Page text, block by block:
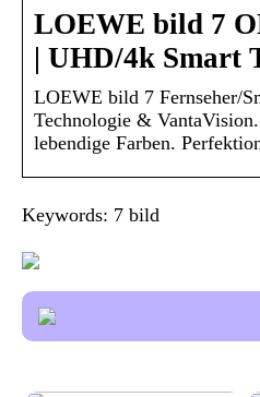
LOEWE bild 7
| UHD/4k Smart
LOEWE bild 7 Fernseher/
Technologie &
lebendige Farben.
Keywords: 7 bild